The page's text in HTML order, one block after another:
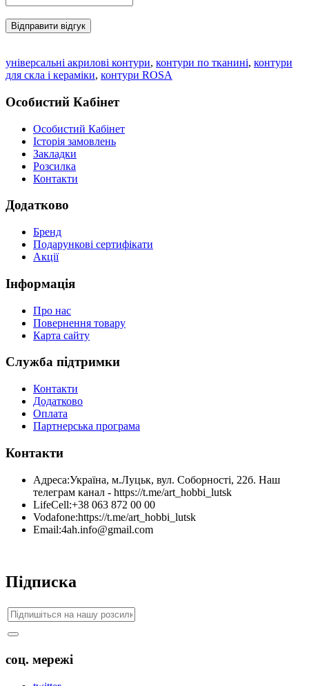
Відправити відгук
універсальні акрилові контури, контури по тканині, контури
для скла і кераміки, контури ROSA
Особистий Кабінет
Особистий Кабінет
Історія замовлень
Закладки
Розсилка
Контакти
Додатково
Бренд
Подарункові сертифікати
Акції
Інформація
Про нас
Повернення товару
Карта сайту
Служба підтримки
Контакти
Додатково
Оплата
Партнерська програма
Контакти
Адреса:Україна, м.Луцьк, вул. Соборності, 22б. Наш
телеграм канал - https://t.me/art_hobbi_lutsk
LifeCell:+38 063 872 00 00
Vodafone:https://t.me/art_hobbi_lutsk
Email:4ah.info@gmail.com
Підписка
соц. мережі